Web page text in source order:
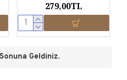
279,00TL
Geldiniz.